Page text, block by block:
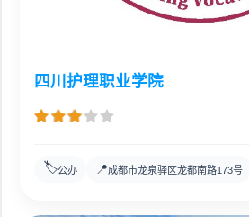
四川护理职业学院
🏷️公办 📍成都市龙泉驿区龙都南路173号